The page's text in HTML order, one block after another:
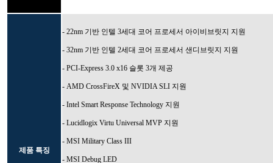
제품 특징
- 22nm 기반 인텔 3세대 코어 프로세서 아이비브릿지 지원
- 32nm 기반 인텔 2세대 코어 프로세서 샌디브릿지 지원
- PCI-Express 3.0 x16 슬롯 3개 제공
- AMD CrossFireX 및 NVIDIA SLI 지원
- Intel Smart Response Technology 지원
- Lucidlogix Virtu Universal MVP 지원
- MSI Military Class III
- MSI Debug LED